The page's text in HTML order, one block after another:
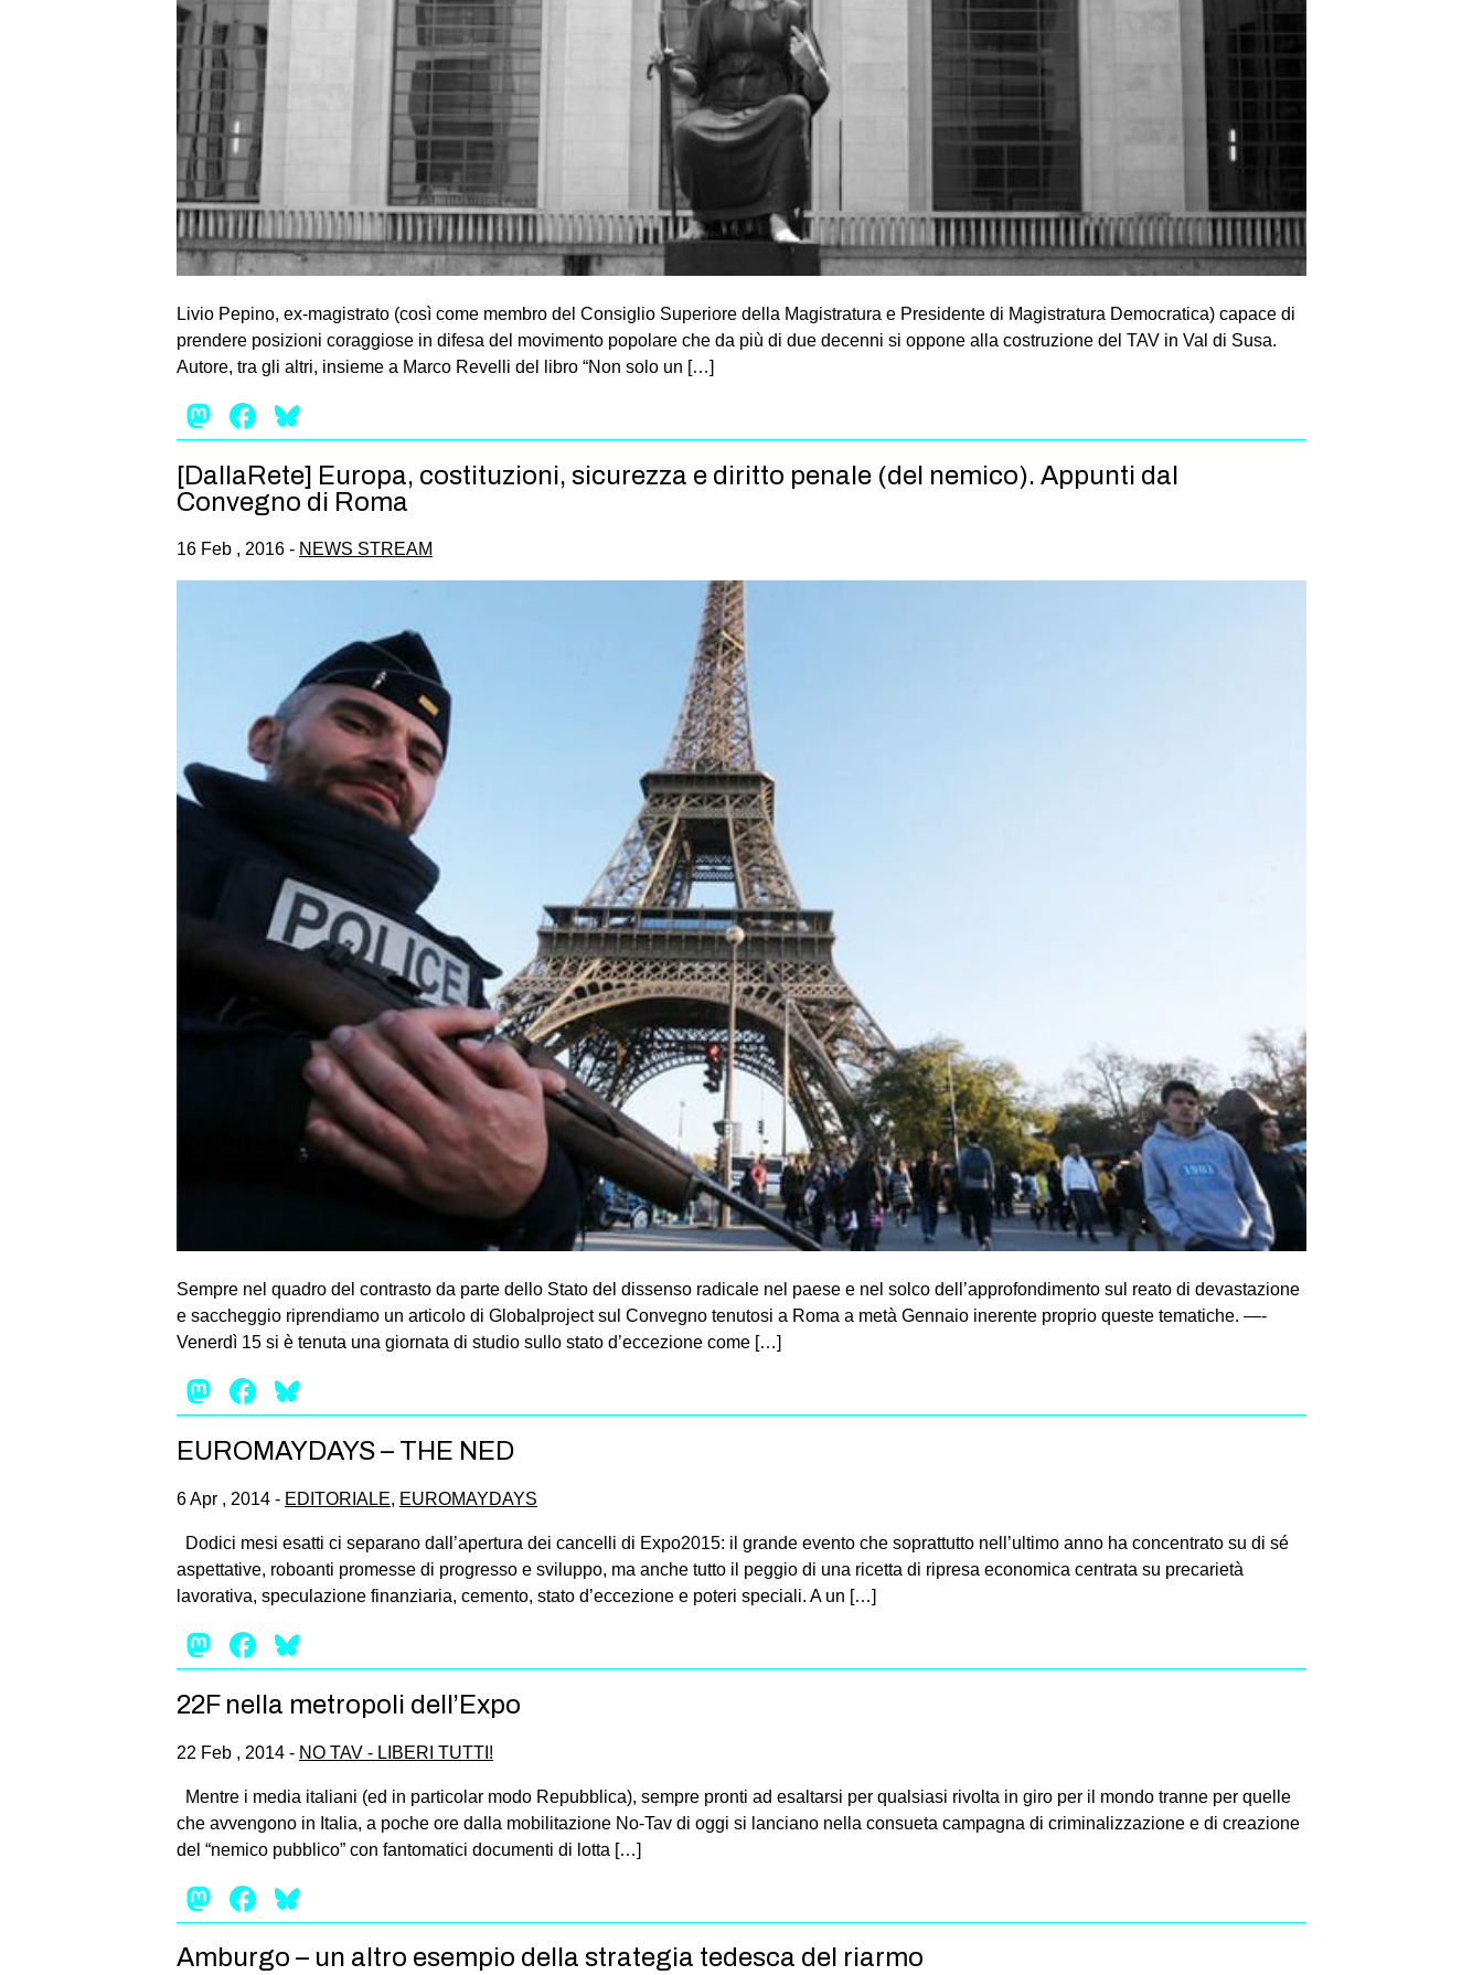
Livio Pepino, ex-magistrato (così come membro del Consiglio Superiore della Magistratura e Presidente di Magistratura Democratica) capace di
prendere posizioni coraggiose in difesa del movimento popolare che da più di due decenni si oppone alla costruzione del TAV in Val di Susa.
Autore, tra gli altri, insieme a Marco Revelli del libro “Non solo un […]
Mastodon
Facebook
[DallaRete] Europa, costituzioni, sicurezza e diritto penale (del nemico). Appunti dal
Convegno di Roma
16 Feb , 2016 - NEWS STREAM
Sempre nel quadro del contrasto da parte dello Stato del dissenso radicale nel paese e nel solco dell’approfondimento sul reato di devastazione
e saccheggio riprendiamo un articolo di Globalproject sul Convegno tenutosi a Roma a metà Gennaio inerente proprio queste tematiche. —-
Venerdì 15 si è tenuta una giornata di studio sullo stato d’eccezione come […]
Mastodon
Facebook
EUROMAYDAYS – THE NED
6 Apr , 2014 - EDITORIALE, EUROMAYDAYS
Dodici mesi esatti ci separano dall’apertura dei cancelli di Expo2015: il grande evento che soprattutto nell’ultimo anno ha concentrato su di sé
aspettative, roboanti promesse di progresso e sviluppo, ma anche tutto il peggio di una ricetta di ripresa economica centrata su precarietà
lavorativa, speculazione finanziaria, cemento, stato d’eccezione e poteri speciali. A un […]
Mastodon
Facebook
22F nella metropoli dell’Expo
22 Feb , 2014 - NO TAV - LIBERI TUTTI!
Mentre i media italiani (ed in particolar modo Repubblica), sempre pronti ad esaltarsi per qualsiasi rivolta in giro per il mondo tranne per quelle
che avvengono in Italia, a poche ore dalla mobilitazione No-Tav di oggi si lanciano nella consueta campagna di criminalizzazione e di creazione
del “nemico pubblico” con fantomatici documenti di lotta […]
Mastodon
Facebook
Amburgo – un altro esempio della strategia tedesca del riarmo